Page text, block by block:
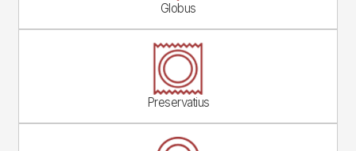
Globus
Image
Preservatius
Image